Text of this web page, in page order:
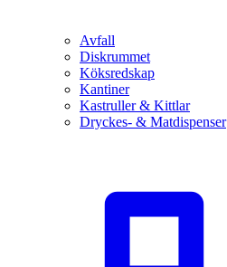
Avfall
Diskrummet
Köksredskap
Kantiner
Kastruller & Kittlar
Dryckes- & Matdispenser